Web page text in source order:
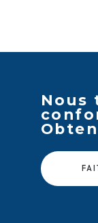
Nous